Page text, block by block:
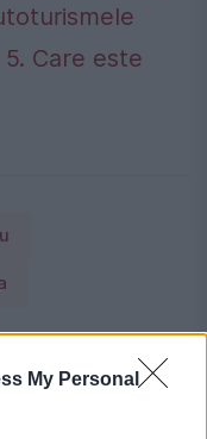
My Personal
Care este